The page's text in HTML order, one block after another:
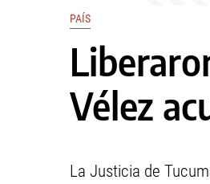
PAÍS
Vélez
La Justicia de